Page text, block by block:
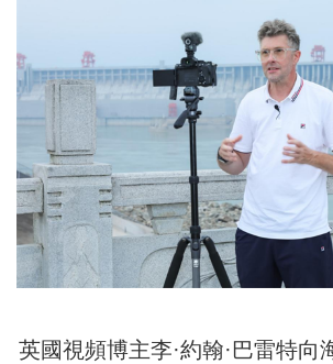
英國視頻博主李·約翰·巴雷特向